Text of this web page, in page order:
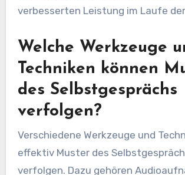
verbesserten Leistung im Laufe
Welche Werkzeuge
Techniken können
des Selbstgesprächs
verfolgen?
Verschiedene Werkzeuge und
effektiv Muster des
verfolgen. Dazu gehören